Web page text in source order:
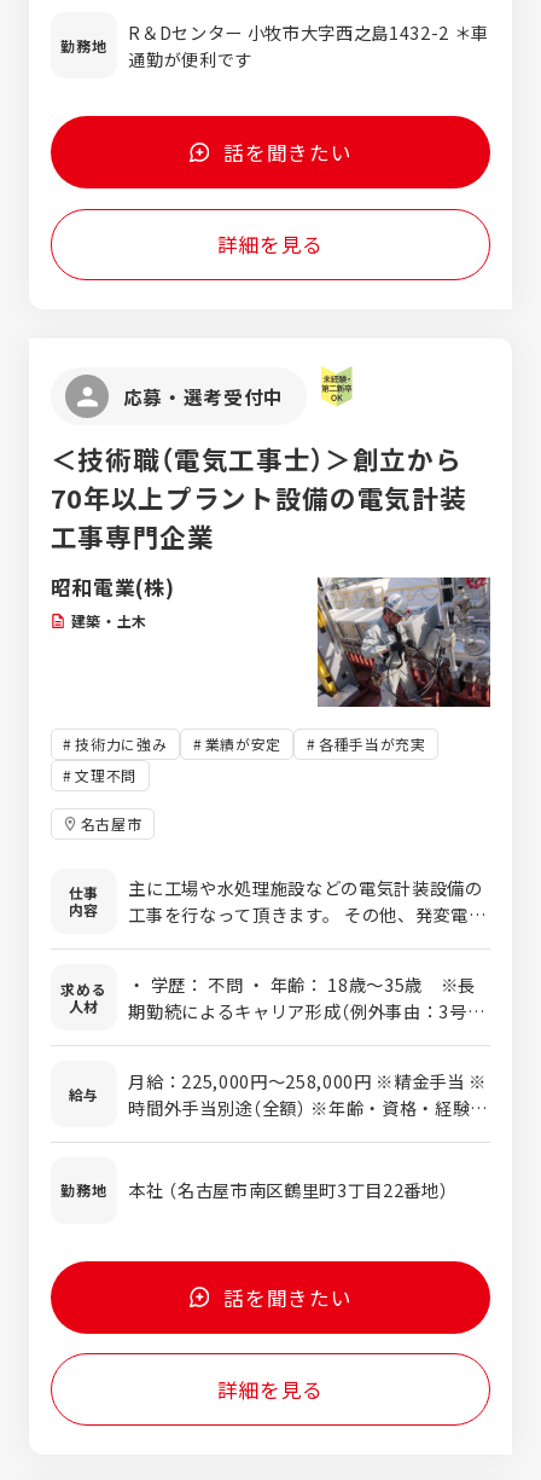
が広いです。 自身の開発したものが店頭に並
んでいるのを見たときや、ヒット商品の原材
を感じることができます。 ■販売先：コンビ
ニ（セブンイレブン、ローソン、ファミリーマ
ートなど）、大手パンメーカー（敷島パン、ヤ
マザキなど）、製菓メーカー（明治、ロッテな
三州食品株式会社での採用となります。
勤務地
R＆Dセンター 小牧市大字西之島1432-2 ＊車
通勤が便利です
話を聞きたい
詳細を見る
応募・選考受付中
＜技術職（電気工事士）＞創立から
70年以上プラント設備の電気計装
工事専門企業
昭和電業(株)
建築・土木
技術力に強み 業績が安定
各種手当が充実
文理不問
名古屋市
仕事
内容
主に工場や水処理施設などの電気計装設備の
工事を行なって頂きます。 その他、発変電所
求める
人材
・ 学歴： 不問 ・ 年齢： 18歳〜35歳 ※長
期勤続によるキャリア形成（例外事由：3号の
格・経験〉 ・ 第二種電気工事士 ※ 電気工事
の資格・経験を活かして働いていける環境で
す。 ≪未経験・無資格の方の応募も歓迎≫ 現
可能です。 中部地域の大手企業である株式会
しっかりと基礎・基本を学ぶことが出来ます
よ！ (実際に入社後に資格を取得した社員も
活躍しています。)
給与
月給：225,000円～258,000円 ※精金手当 ※
時間外手当別途（全額） ※年齢・資格・経験・
勤務地 本社 （名古屋市南区鶴里町3丁目22番地）
話を聞きたい
詳細を見る